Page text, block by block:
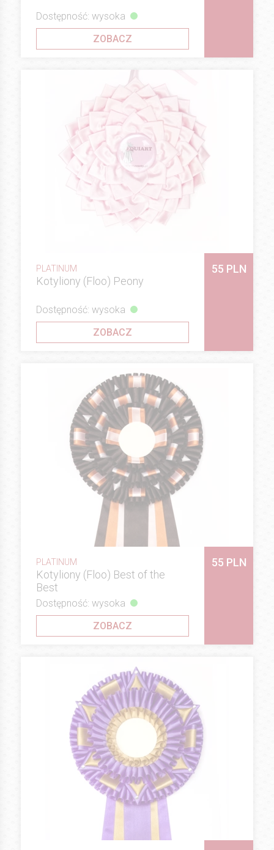
Dostępność: wysoka
ZOBACZ
PLATINUM
Kotyliony (Floo) Peony
55 PLN
Dostępność: wysoka
ZOBACZ
PLATINUM
Kotyliony (Floo) Best of the
Best
55 PLN
Dostępność: wysoka
ZOBACZ